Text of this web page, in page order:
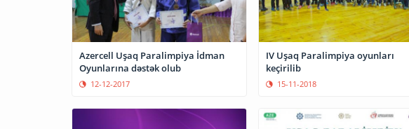
Azercell Uşaq Paralimpiya İdman
Oyunlarına dəstək olub
12-12-2017
IV Uşaq Paralimpiya oyunları
keçirilib
15-11-2018